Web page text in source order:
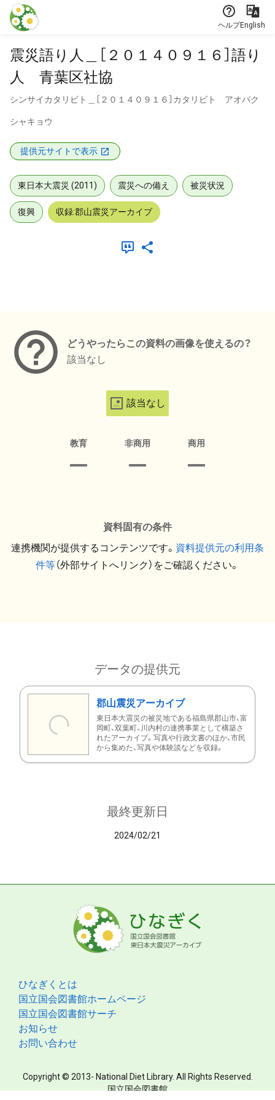
本文に飛ぶ
ヘルプEnglish
震災語り人＿［２０１４０９１６］語り
人 青葉区社協
シンサイカタリビト＿［２０１４０９１６］カタリビト アオバク
シャキョウ
提供元サイトで表示
東日本大震災 (2011) 震災への備え 被災状況
復興 収録:郡山震災アーカイブ
どうやったらこの資料の画像を使えるの？
該当なし
該当なし
教育 非商用 商用
資料固有の条件
連携機関が提供するコンテンツです。 資料提供元の利用条
件等（外部サイトへリンク）をご確認ください。
データの提供元
郡山震災アーカイブ
東日本大震災の被災地である福島県郡山市、富
岡町、双葉町、川内村の連携事業として構築さ
れたアーカイブ。写真や行政文書のほか、市民
から集めた、写真や体験談などを収録。
最終更新日
2024/02/21
ひなぎくとは
国立国会図書館ホームページ
国立国会図書館サーチ
お知らせ
お問い合わせ
Copyright © 2013- National Diet Library. All Rights Reserved.